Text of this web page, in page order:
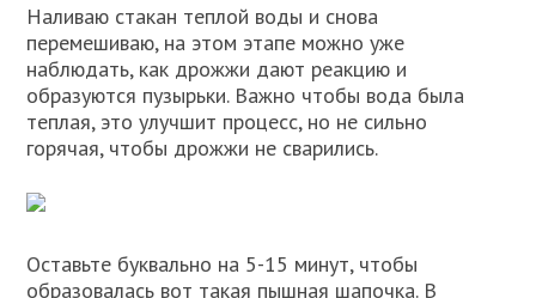
Наливаю стакан теплой воды и снова
перемешиваю, на этом этапе можно уже
наблюдать, как дрожжи дают реакцию и
образуются пузырьки. Важно чтобы вода была
теплая, это улучшит процесс, но не сильно
горячая, чтобы дрожжи не сварились.
Оставьте буквально на 5-15 минут, чтобы
образовалась вот такая пышная шапочка. В